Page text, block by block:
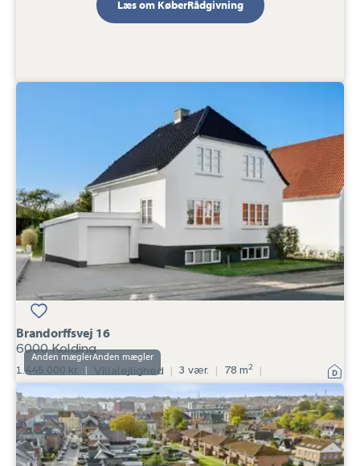
Læs om KøberRådgivning
Anden mægler
Brandorffsvej 16
6000 Kolding
1.445.000 kr. | Villalejlighed | 3 vær. | 78 m2 |
Villalejlighed:
Grønningen
3,
6000
Kolding